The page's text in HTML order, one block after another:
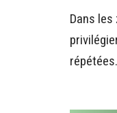
Dans